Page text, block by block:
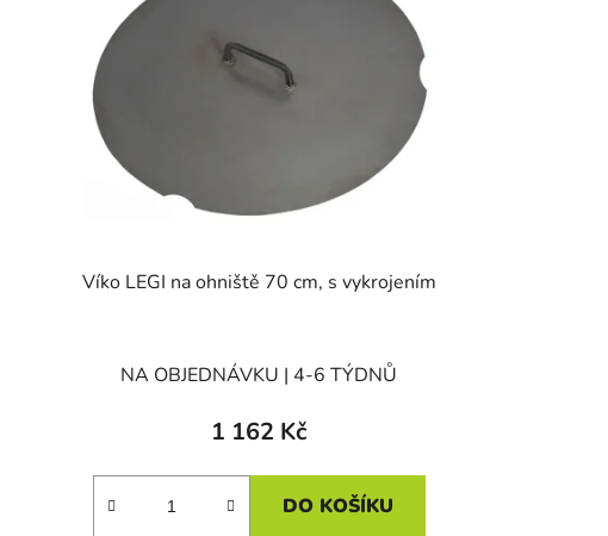
Víko LEGI na ohniště 70 cm, s vykrojením
NA OBJEDNÁVKU | 4-6 TÝDNŮ
1 162 Kč
DO KOŠÍKU